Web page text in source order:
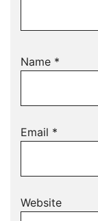
Name *
Email *
Website